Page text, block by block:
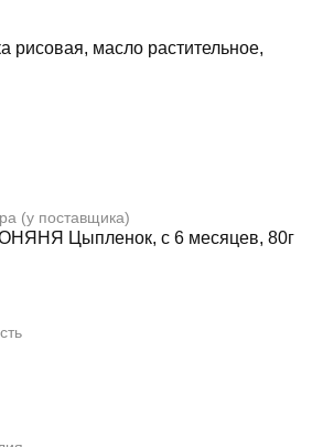
рисовая, масло растительное,
(у поставщика)
Цыпленок, с 6 месяцев, 80г